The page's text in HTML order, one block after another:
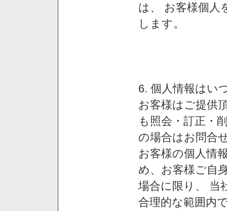
は、 お客様個人
します。
6. 個人情報はい
お客様はご提供
も照会・訂正・
の場合はお問合
お客様の個人情
め、お客様ご自
場合に限り、 当
合理的な範囲内